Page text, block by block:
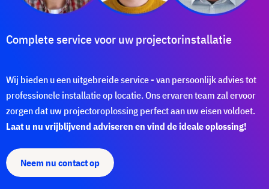
Complete service voor uw projectorinstallatie
Wij bieden u een uitgebreide service - van persoonlijk advies tot
professionele installatie op locatie. Ons ervaren team zal ervoor
zorgen dat uw projectoroplossing perfect aan uw eisen voldoet.
Laat u nu vrijblijvend adviseren en vind de ideale oplossing!
Neem nu contact op